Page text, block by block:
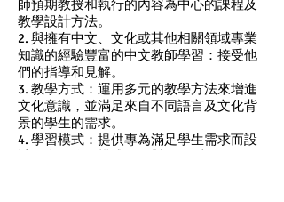
師預期教授和執行的內容為中心的課程及
教學設計方法。
2. 與擁有中文、文化或其他相關領域專業
知識的經驗豐富的中文教師學習：接受他
們的指導和見解。
3. 教學方式：運用多元的教學方法來增進
文化意識，並滿足來自不同語言及文化背
景的學生的需求。
4. 學習模式：提供專為滿足學生需求而設